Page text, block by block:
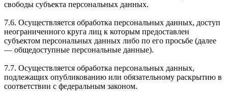
свободы субъекта персональных данных.
7.6. Осуществляется обработка персональных данных, доступ
неограниченного круга лиц к которым предоставлен
субъектом персональных данных либо по его просьбе (далее
— общедоступные персональные данные).
7.7. Осуществляется обработка персональных данных,
подлежащих опубликованию или обязательному раскрытию в
соответствии с федеральным законом.